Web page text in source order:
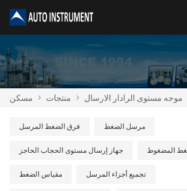
مسكن > منتجات > موجه مستوى الرادار الارسال
فرق الضغط المرسل مرسل الضغط
جهاز إرسال مستوى الحجاب الحاجز المضغوط
مقياس الضغط تجميع أجزاء المرسل